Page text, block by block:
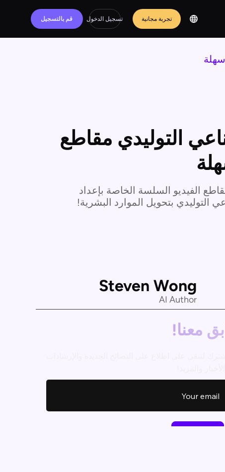
تجربة مجانية تسجيل الدخول قم بالتسجيل
التوليدي مقاطع
الفيديو السلسة الخاصة بإعداد
التوليدي بتحويل الموارد البشرية!
Steven Wong
AI Author
ابق معنا!